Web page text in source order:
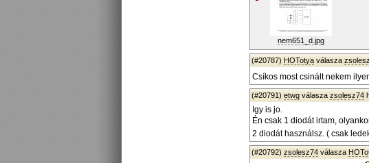
nem651_d.jpg
(#20787) HOTotya válasza
Csíkos most csinált nekem
(#20791) etwg válasza zsolesz74
Igy is jo.
Én csak 1 diodát irtam,
2 diodát használsz. ( csak
(#20792) zsolesz74 válasza